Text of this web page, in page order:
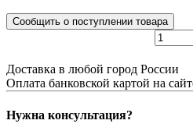
Сообщить о поступлении товара
Доставка в любой город России
Оплата банковской картой на
Нужна консультация?